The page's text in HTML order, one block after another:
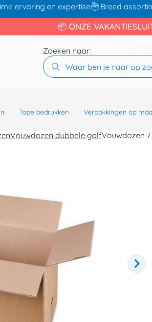
ervaring en expertise Breed
📦 ONZE
Zoeken naar:
Tape bedrukken Verpakkingen op
Vouwdozen dubbele golfVouwdozen